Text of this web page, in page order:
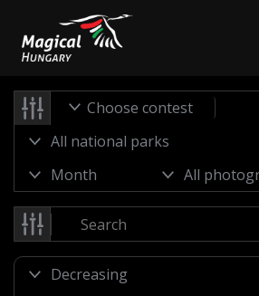
Choose contest